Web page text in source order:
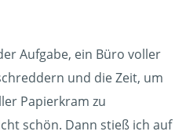
Aufgabe, ein Büro voller
und die Zeit, um
Papierkram zu
schön. Dann stieß ich auf